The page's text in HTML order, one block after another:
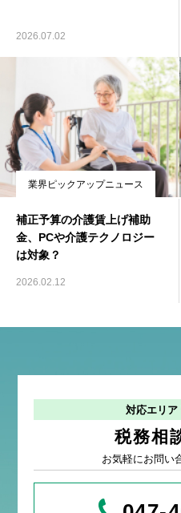
2026.07.02
業界ピックアップニュース
補正予算の介護賃上げ補助
金、PCや介護テクノロジー
は対象？
2026.02.12
対応エリア
税務相
お気軽にお問い